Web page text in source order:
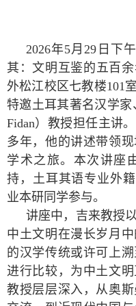
2026年5月 29 日下
其：文明互鉴的五百
外松江校区七教楼101
特邀土耳其著名汉学家
Fidan）教授担任主讲
多年，他的讲述带领
学术之旅。本次讲座
持，土耳其语专业外
业本研同学参与。
讲座中，吉来教授
中土文明在漫长岁月
的汉学传统或许可上溯
进行比较，为中土文
教授层层深入，从奥